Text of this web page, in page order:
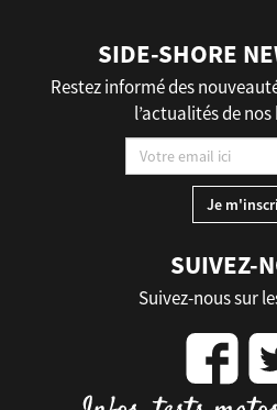
SIDE-SHORE
Restez informé des
l’actualités de
SUIVEZ-
Suivez-nous sur